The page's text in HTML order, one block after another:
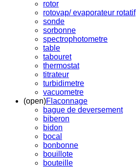
rotor
rotovap/ evaporateur rotatif
sonde
sorbonne
spectrophotometre
table
tabouret
thermostat
titrateur
turbidimetre
vacuometre
(open)Flaconnage
bague de deversement
biberon
bidon
bocal
bonbonne
bouillote
bouteille